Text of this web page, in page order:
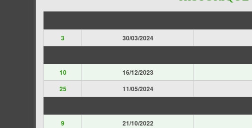
3 30/03/2024
10 16/12/2023
25
11/05/2024
9 21/10/2022